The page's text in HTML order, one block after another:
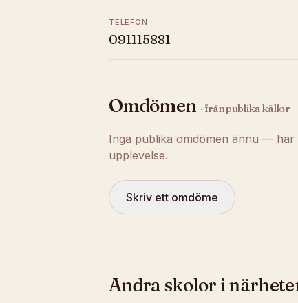
TELEFON
091115881
Omdömen · från publika källor
Inga publika omdömen ännu — har
upplevelse.
Skriv ett omdöme
Andra skolor i